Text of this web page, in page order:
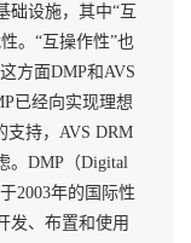
础设施，其中“互
。“互操作性”也
方面DMP和AVS
已经向实现理想
支持，AVS DRM
。DMP（Digital
2003年的国际性
发、布置和使用